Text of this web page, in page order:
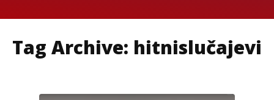
Tag Archive: hitnislučajevi